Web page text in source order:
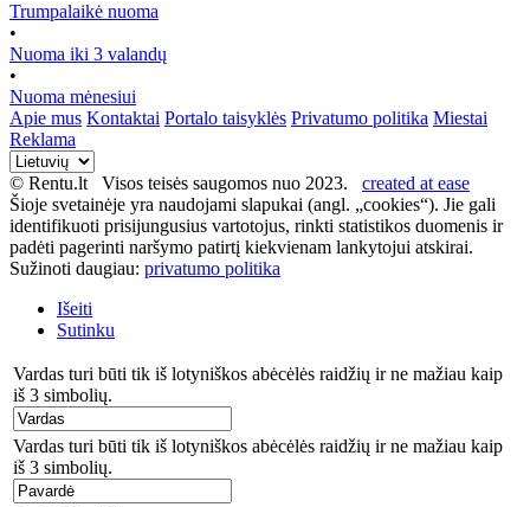
Trumpalaikė nuoma
•
Nuoma iki 3 valandų
•
Nuoma mėnesiui
Apie mus Kontaktai Portalo taisyklės Privatumo politika Miestai
Reklama
© Rentu.lt Visos teisės saugomos nuo 2023. created at ease
Šioje svetainėje yra naudojami slapukai (angl. „cookies“). Jie gali
identifikuoti prisijungusius vartotojus, rinkti statistikos duomenis ir
padėti pagerinti naršymo patirtį kiekvienam lankytojui atskirai.
Sužinoti daugiau: privatumo politika
Išeiti
Sutinku
Vardas turi būti tik iš lotyniškos abėcėlės raidžių ir ne mažiau kaip
iš 3 simbolių.
Vardas turi būti tik iš lotyniškos abėcėlės raidžių ir ne mažiau kaip
iš 3 simbolių.